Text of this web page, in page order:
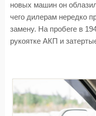
новых машин он
чего дилерам нередко
замену. На пробеге в
рукоятке АКП и